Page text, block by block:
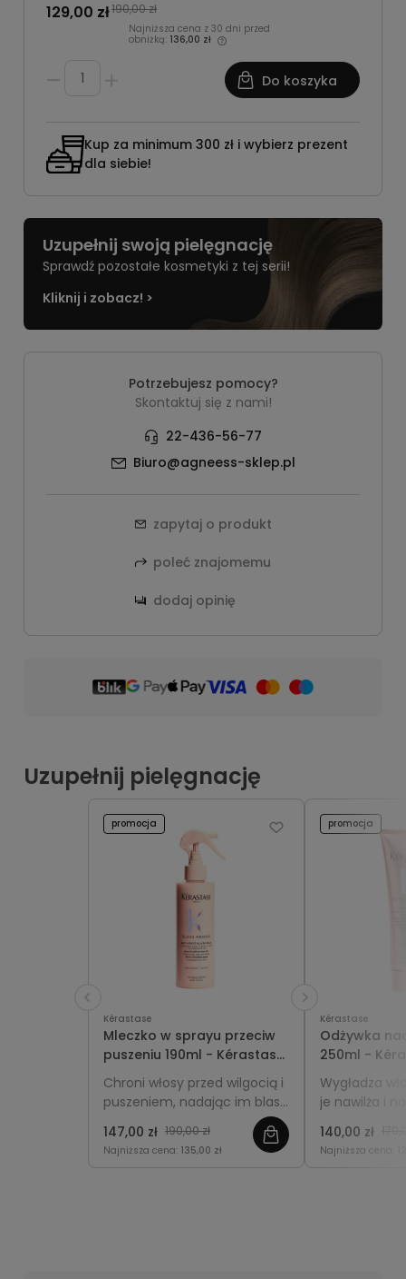
129,00 zł190,00 zł
Najniższa cena z 30 dni przed
obniżką: 136,00 zł
Do koszyka
Kup za minimum 300 zł i wybierz prezent
dla siebie!
Uzupełnij swoją pielęgnację
Sprawdź pozostałe kosmetyki z tej serii!
Kliknij i zobacz! >
Potrzebujesz pomocy?
Skontaktuj się z nami!
22-436-56-77
Biuro@agneess-sklep.pl
zapytaj o produkt
poleć znajomemu
dodaj opinię
Uzupełnij pielęgnację
Kérastase
Mleczko w sprayu przeciw
puszeniu 190ml - Kérastase
Gloss Absolu Anti-Frizz
Glaze
Chroni włosy przed wilgocią i
puszeniem, nadając im blask,
miękkość i gładką strukturę.
147,00 zł 190,00 zł
Najniższa cena: 135,00 zł
promocja
Kérastase
Odżywka
250ml -
Absolu
Wygładza
je nawilża i
obciążania.
140,00 zł
Najniższa cena:
promocja